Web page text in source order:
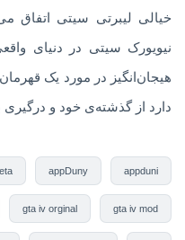
خیالی لیبرتی سیتی اتفاق
نیویورک سیتی در دنیای
هیجان‌انگیز در مورد یک
دارد از گذشته‌ی خود و درگیری
appduni
appDuny
gta iv mod
gta iv orginal